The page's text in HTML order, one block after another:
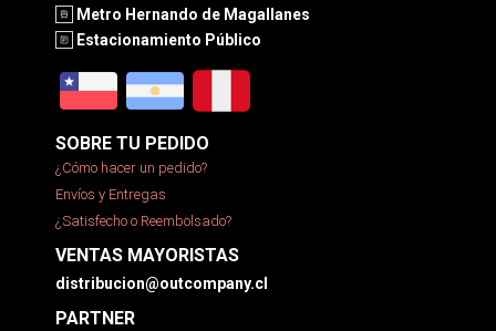
Metro Hernando de Magallanes
Estacionamiento Público
SOBRE TU PEDIDO
¿Cómo hacer un pedido?
Envíos y Entregas
¿Satisfecho o Reembolsado?
VENTAS MAYORISTAS
distribucion@outcompany.cl
PARTNER